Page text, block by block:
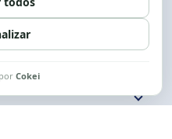
Fale conosco